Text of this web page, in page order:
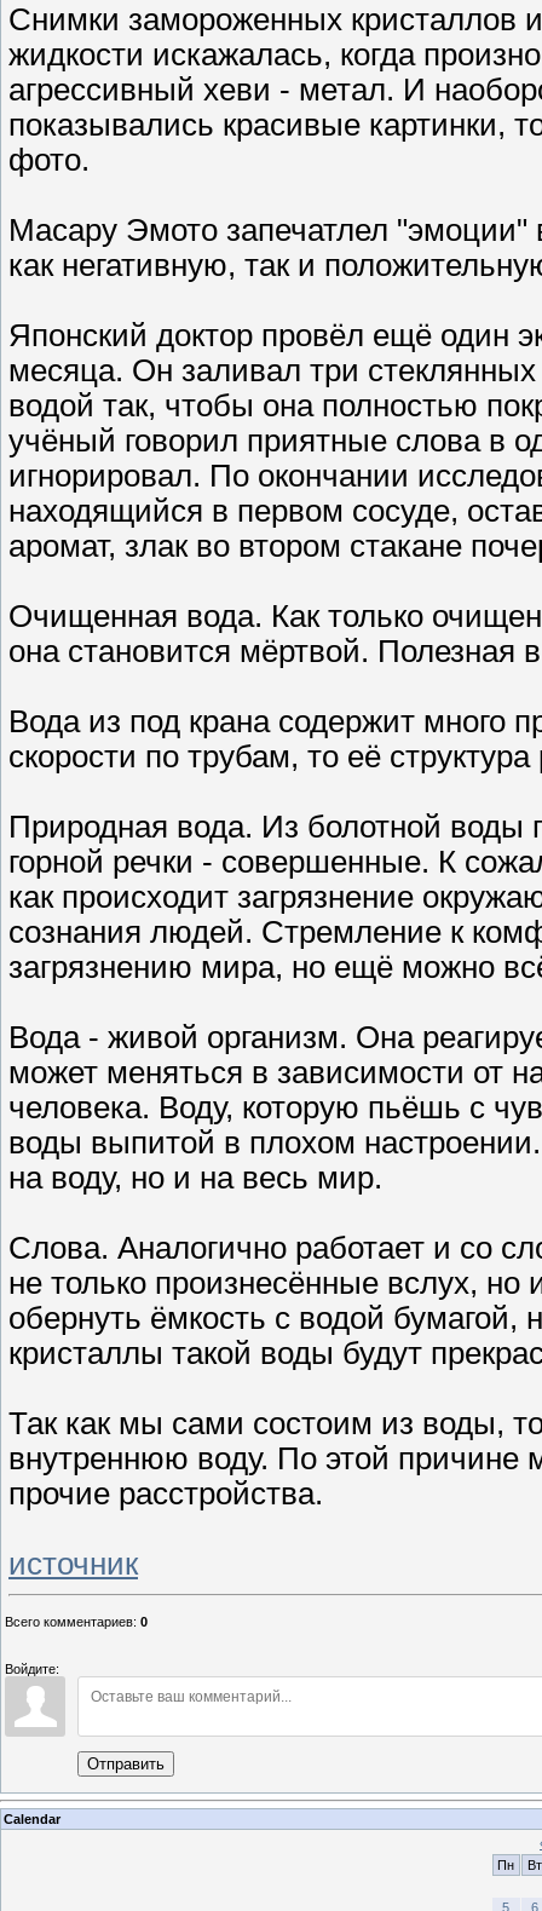
Снимки замороженных кристаллов
жидкости искажалась, когда
агрессивный хеви - метал. И
показывались красивые
фото.
Масару Эмото запечатлел
как негативную, так и
Японский доктор провёл ещё один
месяца. Он заливал три
водой так, чтобы она полностью
учёный говорил приятные слова в
игнорировал. По окончании
находящийся в первом сосуде,
аромат, злак во втором стакане
Очищенная вода. Как только
она становится мёртвой. Полезная
Вода из под крана содержит много
скорости по трубам, то её
Природная вода. Из болотной воды
горной речки - совершенные. К
как происходит загрязнение
сознания людей. Стремление к
загрязнению мира, но ещё можно
Вода - живой организм. Она
может меняться в зависимости от
человека. Воду, которую пьёшь с
воды выпитой в плохом
на воду, но и на весь мир.
Слова. Аналогично работает и со
не только произнесённые вслух,
обернуть ёмкость с водой бумагой,
кристаллы такой воды будут
Так как мы сами состоим из воды,
внутреннюю воду. По этой причине
прочие расстройства.
источник
Всего комментариев: 0
Войдите:
Отправить
Calendar
Пн
Вт
5 6